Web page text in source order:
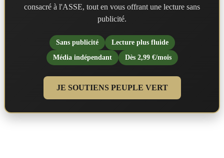
consacré à l'ASSE, tout en vous offrant une lecture sans
publicité.
Sans publicité
Lecture plus fluide
Média indépendant
Dès 2,99 €/mois
JE SOUTIENS PEUPLE VERT